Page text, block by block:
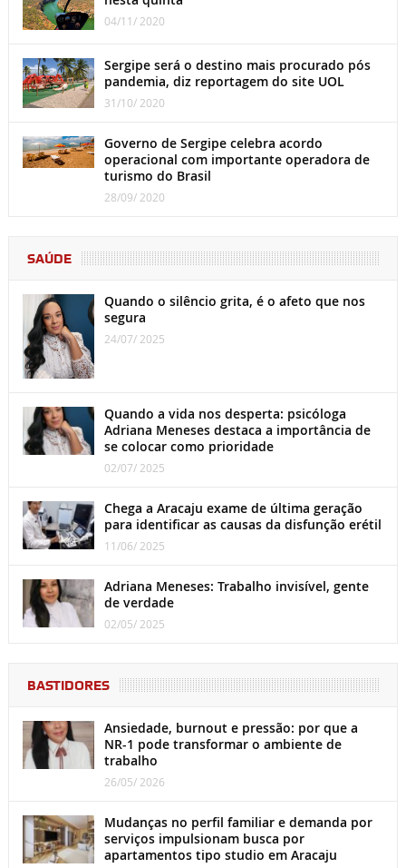
04/11/ 2020
Sergipe será o destino mais procurado pós
pandemia, diz reportagem do site UOL
31/10/ 2020
Governo de Sergipe celebra acordo
operacional com importante operadora de
turismo do Brasil
28/09/ 2020
SAÚDE
Quando o silêncio grita, é o afeto que nos
segura
24/07/ 2025
Quando a vida nos desperta: psicóloga
Adriana Meneses destaca a importância de
se colocar como prioridade
02/07/ 2025
Chega a Aracaju exame de última geração
para identificar as causas da disfunção erétil
11/06/ 2025
Adriana Meneses: Trabalho invisível, gente
de verdade
02/05/ 2025
BASTIDORES
Ansiedade, burnout e pressão: por que a
NR-1 pode transformar o ambiente de
trabalho
26/05/ 2026
Mudanças no perfil familiar e demanda por
serviços impulsionam busca por
apartamentos tipo studio em Aracaju